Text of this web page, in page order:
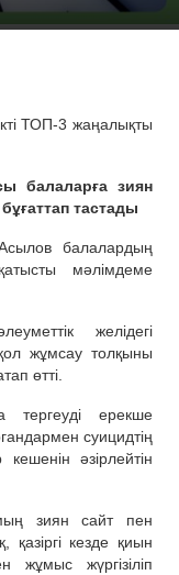
ТОП-3 жаңалықты
балаларға зиян
тастады
балалардың
мәлімдеме
желідегі
жұмсау толқыны
өтті.
тергеуді ерекше
суицидтің
әзірлейтін
зиян сайт пен
қазіргі кезде қиын
жұмыс жүргізіліп